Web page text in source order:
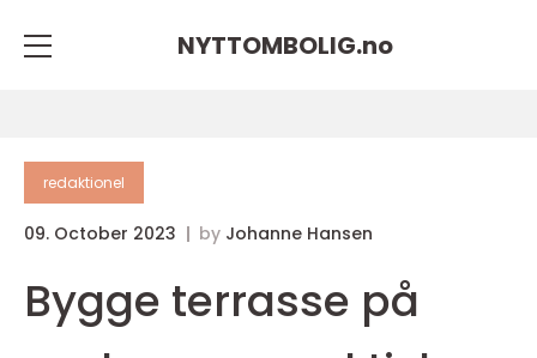
NYTTOMBOLIG.no
redaktionel
09. October 2023 by Johanne Hansen
Bygge terrasse på